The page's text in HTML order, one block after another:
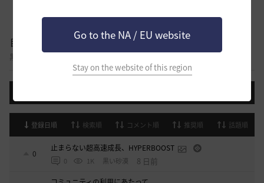
Go to the NA / EU website
Stay on the website of this region
自由掲示板
黒い砂漠に関する様々なテーマについて話し合える自由掲示板です。
登録日順 検索順 コメント順 推奨順 話題順
0
止まらない超高速成長、HYPERBOOST
0 1K 黒い砂漠 8 日前